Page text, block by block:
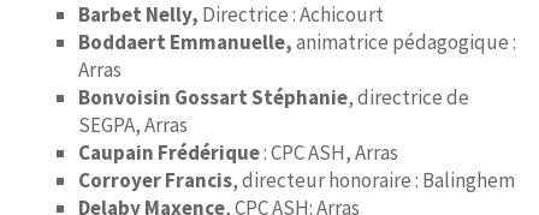
Barbet Nelly, Directrice : Achicourt
Boddaert Emmanuelle,animatrice pédagogique :
Arras
Bonvoisin Gossart Stéphanie, directrice de
SEGPA, Arras
Caupain Frédérique: CPC ASH, Arras
Corroyer Francis, directeur honoraire : Balinghem
Delaby Maxence, CPC ASH: Arras